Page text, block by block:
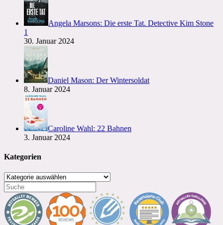
Angela Marsons: Die erste Tat. Detective Kim Stone
1
30. Januar 2024
Daniel Mason: Der Wintersoldat
8. Januar 2024
Caroline Wahl: 22 Bahnen
3. Januar 2024
Kategorien
Kategorien